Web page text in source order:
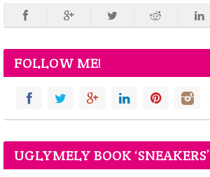
FOLLOW ME!
UGLYMELY BOOK ‘SNEAKERS’